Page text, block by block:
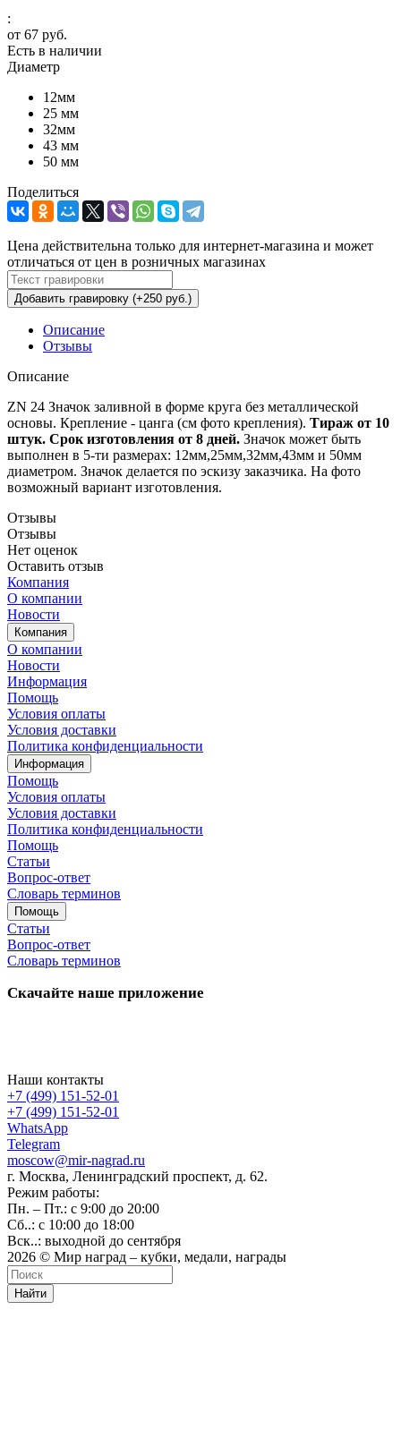
:
от 67 руб.
Есть в наличии
Диаметр
12мм
25 мм
32мм
43 мм
50 мм
Поделиться
Цена действительна только для интернет-магазина и может
отличаться от цен в розничных магазинах
Добавить гравировку (+250 руб.)
Описание
Отзывы
Описание
ZN 24 Значок заливной в форме круга без металлической
основы. Крепление - цанга (см фото крепления). Тираж от 10
штук. Срок изготовления от 8 дней. Значок может быть
выполнен в 5-ти размерах: 12мм,25мм,32мм,43мм и 50мм
диаметром. Значок делается по эскизу заказчика. На фото
возможный вариант изготовления.
Отзывы
Отзывы
Нет оценок
Оставить отзыв
Компания
О компании
Новости
Компания
О компании
Новости
Информация
Помощь
Условия оплаты
Условия доставки
Политика конфиденциальности
Информация
Помощь
Условия оплаты
Условия доставки
Политика конфиденциальности
Помощь
Статьи
Вопрос-ответ
Словарь терминов
Помощь
Статьи
Вопрос-ответ
Словарь терминов
Скачайте наше приложение
Наши контакты
+7 (499) 151-52-01
+7 (499) 151-52-01
WhatsApp
Telegram
moscow@mir-nagrad.ru
г. Москва, Ленинградский проспект, д. 62.
Режим работы:
Пн. – Пт.: с 9:00 до 20:00
Сб..: с 10:00 до 18:00
Вск..: выходной до сентября
2026 © Мир наград – кубки, медали, награды
Найти